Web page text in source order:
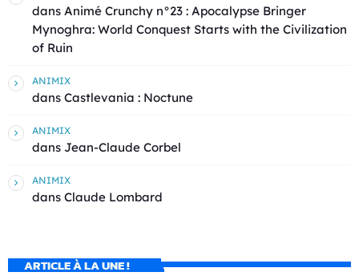
dans Animé Crunchy n°23 : Apocalypse Bringer
Mynoghra: World Conquest Starts with the Civilization
of Ruin
ANIMIX
dans Castlevania : Noctune
ANIMIX
dans Jean-Claude Corbel
ANIMIX
dans Claude Lombard
ARTICLE À LA UNE !